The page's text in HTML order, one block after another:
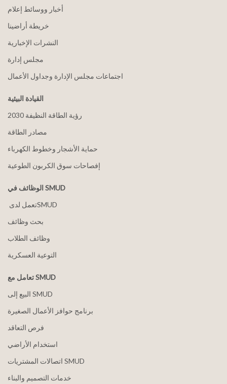
أخبار ووسائط إعلام
خريطة أراضينا
النشرات الإخبارية
مجلس إدارة
اجتماعات مجلس الإدارة وجداول الأعمال
القيادة البيئية
2030 رؤية الطاقة النظيفة
مصادر الطاقة
حماية الأشجار وخطوط الكهرباء
إفصاحات سوق الكربون الطوعية
الوظائف في SMUD
بحث وظائف
وظائف الطلاب
التوعية العسكرية
تعامل مع SMUD
البيع إلى SMUD
برنامج حوافز الأعمال الصغيرة
فرص التعاقد
استخدام الأراضي
اتصالات المشتريات SMUD
خدمات التصميم والبناء